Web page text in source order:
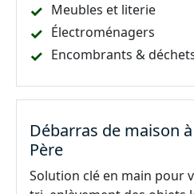
Meubles et literie
Électroménagers
Encombrants &
Débarras de maison
Père
Solution clé en main pour